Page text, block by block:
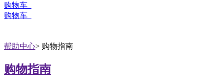
购物车
购物车
帮助中心> 购物指南
购物指南